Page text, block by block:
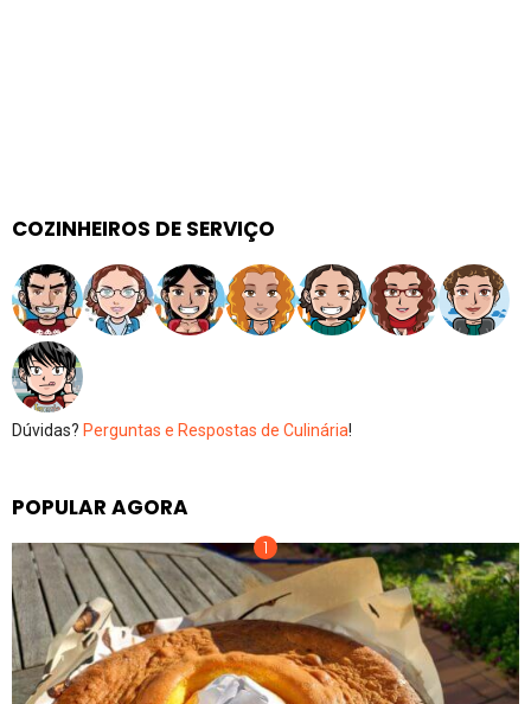
COZINHEIROS DE SERVIÇO
Dúvidas? Perguntas e Respostas de Culinária!
POPULAR AGORA